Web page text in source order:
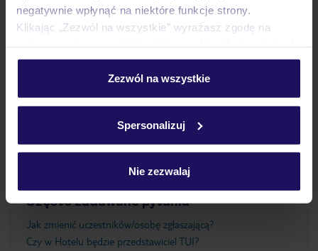
negatywnie wpłynąć na niektóre funkcje strony.
Klikając „Zezwól na wszystkie” wyrażasz zgodę na
personalizować swój wybór wchodząc w zakładkę
Szczegółowe informacje o plikach cookie znajdziesz
Zezwól na wszystkie
Spersonalizuj
Nie zezwalaj
Wyżywienie
Ważne informacje
Często zadawane pytania
Jak zmienić uczestników/osobę zgłaszającą?
Czy w Hotelu będzie przedstawiciel TUI?